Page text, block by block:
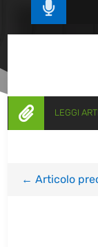

 LEGGI
←Articolo